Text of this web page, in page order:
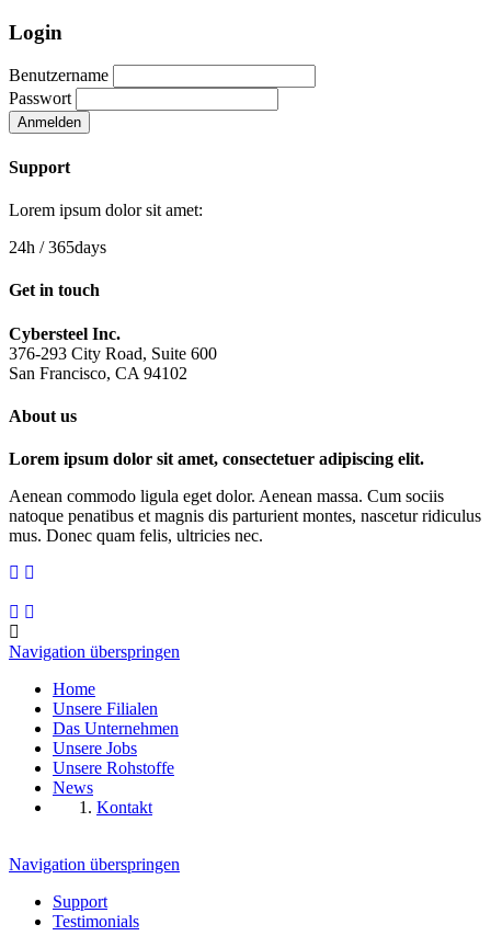
Login
Benutzername
Passwort
Anmelden
Support
Lorem ipsum dolor sit amet:
24h / 365days
Get in touch
Cybersteel Inc.
376-293 City Road, Suite 600
San Francisco, CA 94102
About us
Lorem ipsum dolor sit amet, consectetuer adipiscing elit.
Aenean commodo ligula eget dolor. Aenean massa. Cum sociis
natoque penatibus et magnis dis parturient montes, nascetur ridiculus
mus. Donec quam felis, ultricies nec.
Navigation überspringen
Home
Unsere Filialen
Das Unternehmen
Unsere Jobs
Unsere Rohstoffe
News
Kontakt
Navigation überspringen
Support
Testimonials